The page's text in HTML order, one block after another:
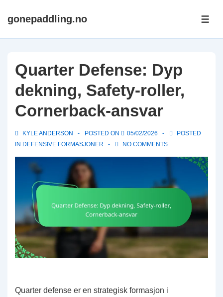
Skipgonepaddling.no
Quarter Defense: Dyp
dekning, Safety-roller,
Cornerback-ansvar
KYLE ANDERSON POSTED ON 05/02/2026
POSTED
IN DEFENSIVE FORMASJONER NO COMMENTS
Quarter defense er en strategisk formasjon i